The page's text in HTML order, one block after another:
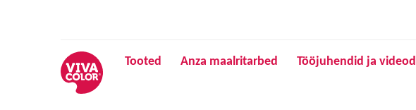
Tooted Anza maalritarbed Tööjuhendid ja videod